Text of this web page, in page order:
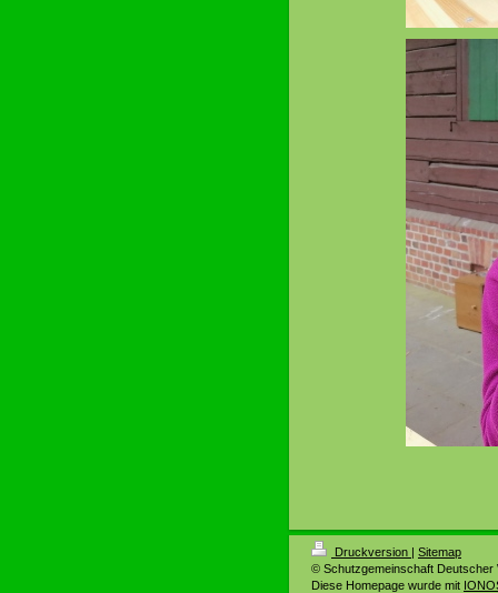
Druckversion | Sitemap
© Schutzgemeinschaft Deutscher
Diese Homepage wurde mit